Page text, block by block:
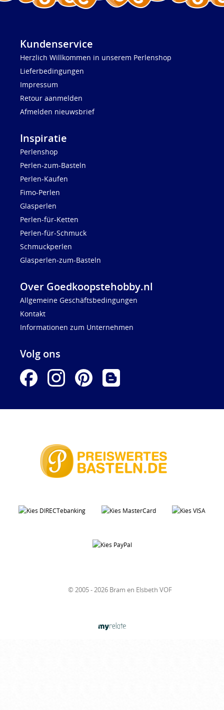
Kundenservice
Herzlich Willkommen in unserem Perlenshop
Lieferbedingungen
Impressum
Retour aanmelden
Afmelden nieuwsbrief
Inspiratie
Perlenshop
Perlen-zum-Basteln
Perlen-Kaufen
Fimo-Perlen
Glasperlen
Perlen-für-Ketten
Perlen-für-Schmuck
Schmuckperlen
Glasperlen-zum-Basteln
Over Goedkoopstehobby.nl
Allgemeine Geschäftsbedingungen
Kontakt
Informationen zum Unternehmen
Volg ons
© 2005 - 2026 Bram en Elsbeth VOF